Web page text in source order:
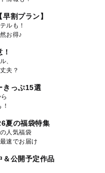
割プラン】
ルも！
お得♪
、
夫？
きっぷ15選
夏の福袋特集
人気福袋
速でお届け
＆公開予定作品